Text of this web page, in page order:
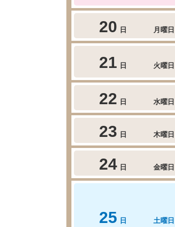
20 日 月曜日
21 日 火曜日
22 日 水曜日
23 日 木曜日
24 日 金曜日
25 日 土曜日